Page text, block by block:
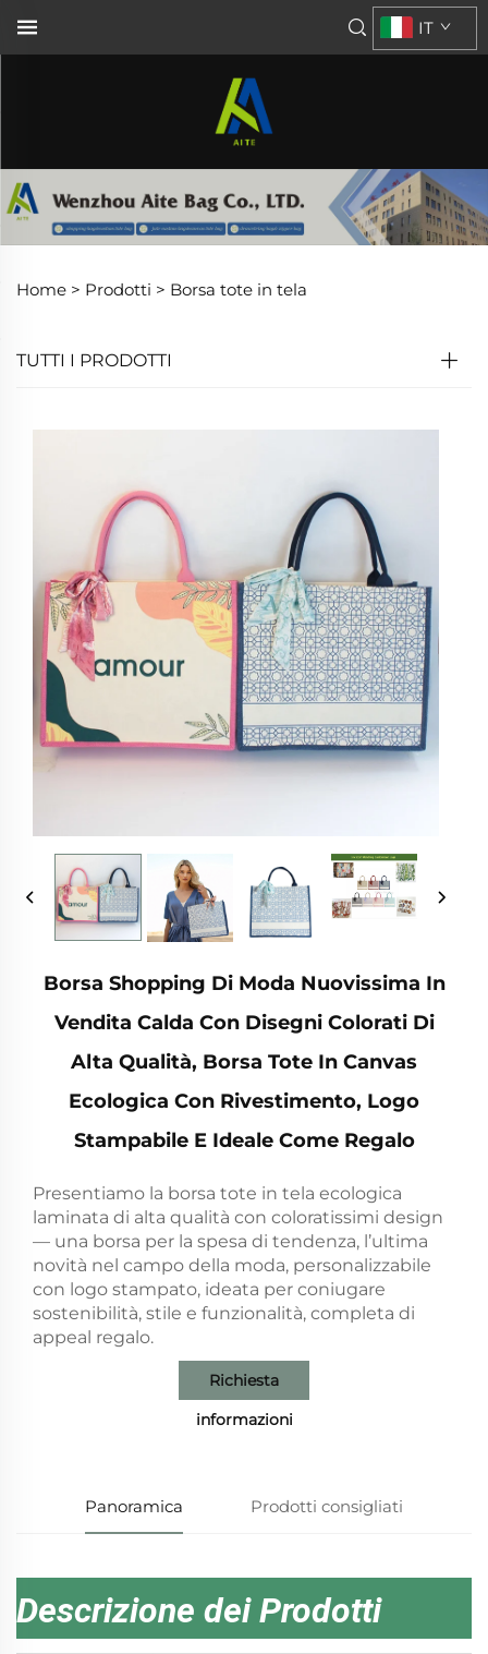
IT
Home > Prodotti > Borsa tote in tela
TUTTI I PRODOTTI
Borsa Shopping Di Moda Nuovissima In
Vendita Calda Con Disegni Colorati Di
Alta Qualità, Borsa Tote In Canvas
Ecologica Con Rivestimento, Logo
Stampabile E Ideale Come Regalo
Presentiamo la borsa tote in tela ecologica
laminata di alta qualità con coloratissimi design
— una borsa per la spesa di tendenza, l’ultima
novità nel campo della moda, personalizzabile
con logo stampato, ideata per coniugare
sostenibilità, stile e funzionalità, completa di
appeal regalo.
Richiesta
informazioni
Panoramica Prodotti consigliati
Descrizione dei Prodotti